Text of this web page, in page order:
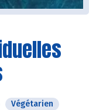
Végétarien